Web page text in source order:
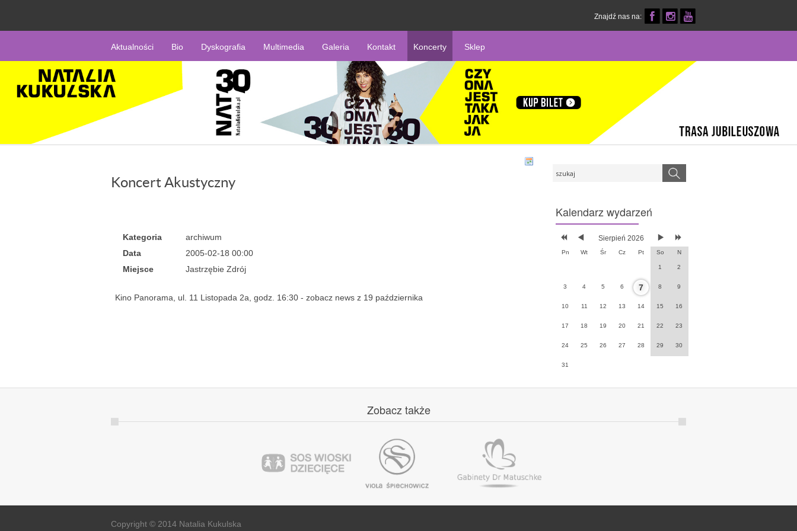
Znajdź nas na:
Aktualności Bio Dyskografia Multimedia Galeria Kontakt Koncerty Sklep
Koncert Akustyczny
Kategoria
archiwum
Data
2005-02-18 00:00
Miejsce
Jastrzębie Zdrój
Kino Panorama, ul. 11 Listopada 2a, godz. 16:30 - zobacz news z 19 października
Kalendarz wydarzeń
Sierpień 2026
Pn Wt Śr Cz Pt So N
1 2
3 4 5 6 7 8 9
10 11 12 13 14 15 16
17 18 19 20 21 22 23
24 25 26 27 28 29 30
31
Zobacz także
Copyright © 2014 Natalia Kukulska